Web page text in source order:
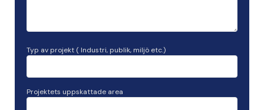
Typ av projekt ( Industri, publik, miljö etc.)
Projektets uppskattade area